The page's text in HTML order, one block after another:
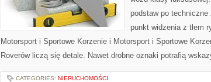
podstaw po techniczne
punkt widzenia z tłem
Motorsport i Sportowe Korzenie i Motorsport i Sportowe
Roverów liczą się detale. Nawet drobne oznaki potrafią
CATEGORIES: NIERUCHOMOŚCI